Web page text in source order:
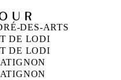
DES-ARTS
DE LODI
DE LODI